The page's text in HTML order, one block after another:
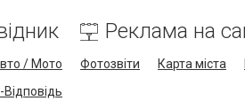
Реклама на
/ Мото Фотозвіти Карта міста